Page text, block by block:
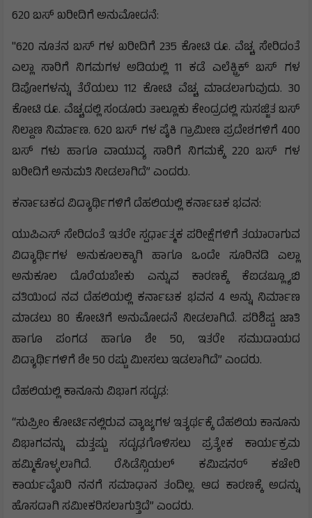
620 ಬಸ್ ಖರೀದಿಗೆ ಅನುಮೋದನೆ:
"620 ನೂತನ ಬಸ್ ಗಳ ಖರೀದಿಗೆ 235 ಕೋಟಿ ರೂ. ವೆಚ್ಚ ಸೇರಿದಂತೆ
ಎಲ್ಲಾ ಸಾರಿಗೆ ನಿಗಮಗಳ ಅಡಿಯಲ್ಲಿ 11 ಕಡೆ ಎಲೆಕ್ಟ್ರಿಕ್ ಬಸ್ ಗಳ
ಡಿಪೋಗಳನ್ನು ತೆರೆಯಲು 112 ಕೋಟಿ ವೆಚ್ಚ ಮಾಡಲಾಗುವುದು. 30
ಕೋಟಿ ರೂ. ವೆಚ್ಚದಲ್ಲಿ ಸಂಡೂರು ತಾಲ್ಲೂಕು ಕೇಂದ್ರದಲ್ಲಿ ಸುಸಜ್ಜಿತ ಬಸ್
ನಿಲ್ದಾಣ ನಿರ್ಮಾಣ. 620 ಬಸ್ ಗಳ ಪೈಕಿ ಗ್ರಾಮೀಣ ಪ್ರದೇಶಗಳಿಗೆ 400
ಬಸ್ ಗಳು ಹಾಗೂ ವಾಯುವ್ಯ ಸಾರಿಗೆ ನಿಗಮಕ್ಕೆ 220 ಬಸ್ ಗಳ
ಖರೀದಿಗೆ ಅನುಮತಿ ನೀಡಲಾಗಿದೆ” ಎಂದರು.
ಕರ್ನಾಟಕದ ವಿದ್ಯಾರ್ಥಿಗಳಿಗೆ ದೆಹಲಿಯಲ್ಲಿ ಕರ್ನಾಟಕ ಭವನ:
ಯುಪಿಎಸ್ ಸೇರಿದಂತೆ ಇತರೇ ಸ್ಪರ್ಧಾತ್ಮಕ ಪರೀಕ್ಷೆಗಳಿಗೆ ತಯಾರಾಗುವ
ವಿದ್ಯಾರ್ಥಿಗಳ ಅನುಕೂಲಕ್ಕಾಗಿ ಹಾಗೂ ಒಂದೇ ಸೂರಿನಡಿ ಎಲ್ಲಾ
ಅನುಕೂಲ ದೊರೆಯಬೇಕು ಎನ್ನುವ ಕಾರಣಕ್ಕೆ ಕೆಐಡಬ್ಲ್ಯೂಬಿ
ವತಿಯಿಂದ ನವ ದೆಹಲಿಯಲ್ಲಿ ಕರ್ನಾಟಕ ಭವನ 4 ಅನ್ನು ನಿರ್ಮಾಣ
ಮಾಡಲು 80 ಕೋಟಿಗೆ ಅನುಮೋದನೆ ನೀಡಲಾಗಿದೆ. ಪರಿಶಿಷ್ಟ ಜಾತಿ
ಹಾಗೂ ಪಂಗಡ ಹಾಗೂ ಶೇ 50, ಇತರೇ ಸಮುದಾಯದ
ವಿದ್ಯಾರ್ಥಿಗಳಿಗೆ ಶೇ 50 ರಷ್ಟು ಮೀಸಲು ಇಡಲಾಗಿದೆ” ಎಂದರು.
ದೆಹಲಿಯಲ್ಲಿ ಕಾನೂನು ವಿಭಾಗ ಸದೃಢ:
“ಸುಪ್ರೀಂ ಕೋರ್ಟಿನಲ್ಲಿರುವ ವ್ಯಾಜ್ಯಗಳ ಇತ್ಯರ್ಥಕ್ಕೆ ದೆಹಲಿಯ ಕಾನೂನು
ವಿಭಾಗವನ್ನು ಮತ್ತಷ್ಟು ಸದೃಢಗೊಳಿಸಲು ಪ್ರತ್ಯೇಕ ಕಾರ್ಯಕ್ರಮ
ಹಮ್ಮಿಕೊಳ್ಳಲಾಗಿದೆ. ರೆಸಿಡೆನ್ಸಿಯಲ್ ಕಮಿಷನರ್ ಕಚೇರಿ
ಕಾರ್ಯವೈಖರಿ ನನಗೆ ಸಮಾಧಾನ ತಂದಿಲ್ಲ. ಆದ ಕಾರಣಕ್ಕೆ ಅದನ್ನು
ಹೊಸದಾಗಿ ಸಮೀಕರಿಸಲಾಗುತ್ತಿದೆ” ಎಂದರು.